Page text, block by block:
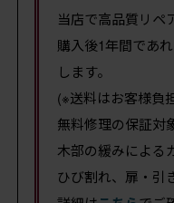
当店で高品質リペ
購入後1年間であ
します。
(※送料はお客様負
無料修理の保証対
木部の緩みによる
ひび割れ、扉・引